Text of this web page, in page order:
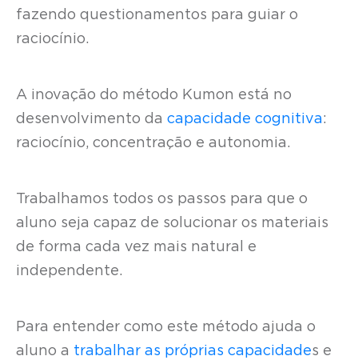
fazendo questionamentos para guiar o
raciocínio.
A inovação do método Kumon está no
desenvolvimento da capacidade cognitiva:
raciocínio, concentração e autonomia.
Trabalhamos todos os passos para que o
aluno seja capaz de solucionar os materiais
de forma cada vez mais natural e
independente.
Para entender como este método ajuda o
aluno a trabalhar as próprias capacidades e